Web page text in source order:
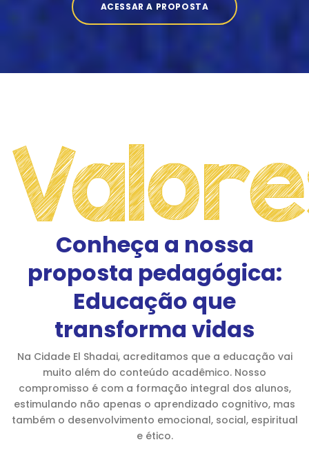
ACESSAR A PROPOSTA
Conheça a nossa
proposta pedagógica:
Educação que
transforma vidas
Na Cidade El Shadai, acreditamos que a educação vai
muito além do conteúdo acadêmico. Nosso
compromisso é com a formação integral dos alunos,
estimulando não apenas o aprendizado cognitivo, mas
também o desenvolvimento emocional, social, espiritual
e ético.